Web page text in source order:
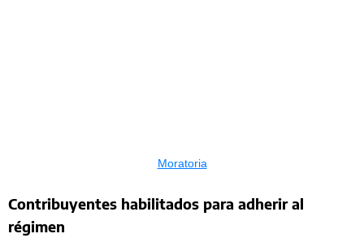
Moratoria
Contribuyentes habilitados para adherir al
régimen